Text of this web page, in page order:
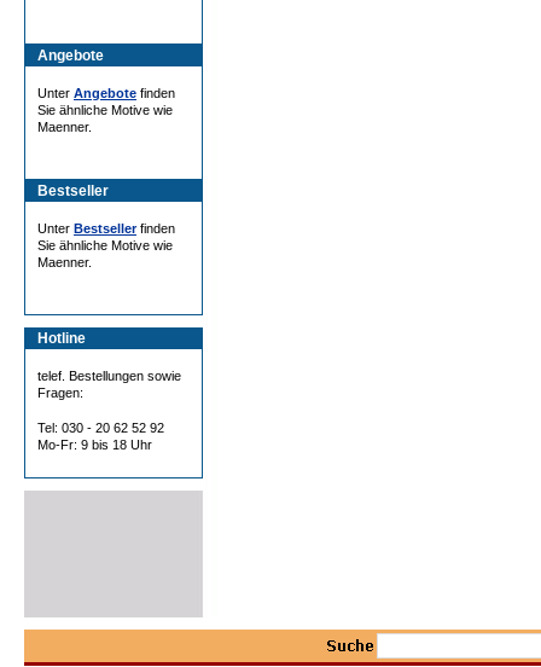
Angebote
Unter Angebote finden
Sie ähnliche Motive wie
Maenner.
Bestseller
Unter Bestsellerfinden
Sie ähnliche Motive wie
Maenner.
Hotline
telef. Bestellungen sowie
Fragen:
Tel: 030 - 20 62 52 92
Mo-Fr: 9 bis 18 Uhr